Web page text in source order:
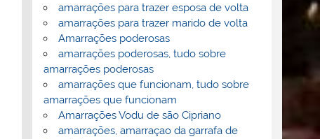
amarrações para trazer esposa de volta
amarrações para trazer marido de volta
Amarrações poderosas
amarrações poderosas, tudo sobre
amarrações poderosas
amarrações que funcionam, tudo sobre
amarrações que funcionam
Amarrações Vodu de são Cipriano
amarrações, amarraçao da garrafa de